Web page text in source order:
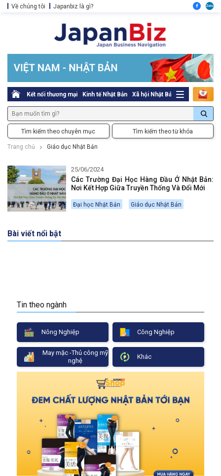
Về chúng tôi Japanbiz là gì?
Kết nối thương mại Kinh tế Nhật Bản Xã hội Nhật Bản Thủ tục pháp
Tìm kiếm theo chuyên mục Tìm kiếm theo từ khóa
Trang chủ Giáo dục Nhật Bản
25/06/2024
Các Trường Đại Học Hàng Đầu Ở Nhật Bản:
Nơi Kết Hợp Giữa Truyền Thống Và Đổi Mới
Đại học Nhật Bản Giáo dục Nhật Bản
Bài viết nổi bật
Tin theo ngành
Nông Nghiệp Công Nghiệp
May mặc -Thủ công mỹ
nghệ
Khác